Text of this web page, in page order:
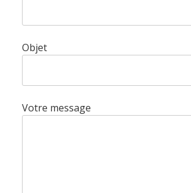
Objet
Votre message
Accueil
Société
Notre équipe